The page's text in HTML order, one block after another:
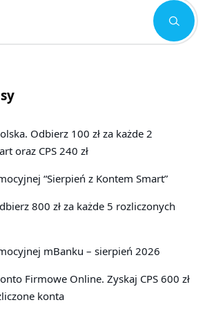
Odbierz 100 zł za każde 2
oraz CPS 240 zł
“Sierpień z Kontem Smart”
800 zł za każde 5 rozliczonych
mBanku – sierpień 2026
Firmowe Online. Zyskaj CPS 600 zł
konta